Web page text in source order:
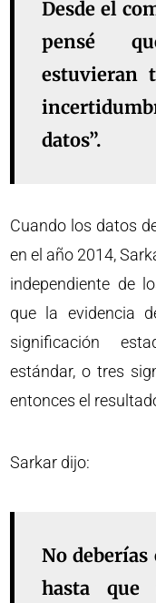
Desde el
pensé
estuvieran
datos”.
Cuando los datos
en el año 2014,
independiente de
que la evidencia
significación
estándar, o tres
entonces el
Sarkar dijo:
No
hasta que